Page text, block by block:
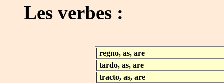
Les verbes :
regno, as, are
tardo, as, are
tracto, as, are